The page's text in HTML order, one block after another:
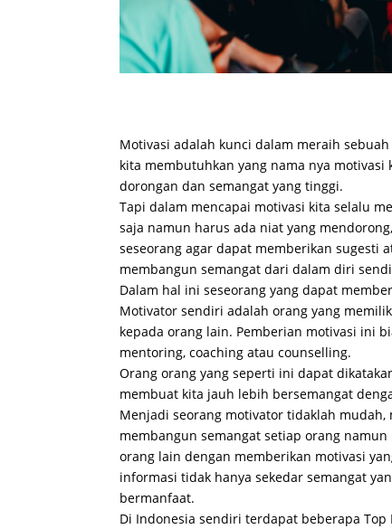
Motivasi adalah kunci dalam meraih
kita membutuhkan yang nama nya
dorongan dan semangat yang tinggi.
Tapi dalam mencapai motivasi kita selalu
saja namun harus ada niat yang
seseorang agar dapat memberikan sugesti
membangun semangat dari dalam diri
Dalam hal ini seseorang yang dapat
Motivator sendiri adalah orang yang
kepada orang lain. Pemberian motivasi ini
mentoring, coaching atau counselling.
Orang orang yang seperti ini dapat
membuat kita jauh lebih bersemangat
Menjadi seorang motivator tidaklah
membangun semangat setiap orang
orang lain dengan memberikan motivasi
informasi tidak hanya sekedar semangat
bermanfaat.
Di Indonesia sendiri terdapat beberapa